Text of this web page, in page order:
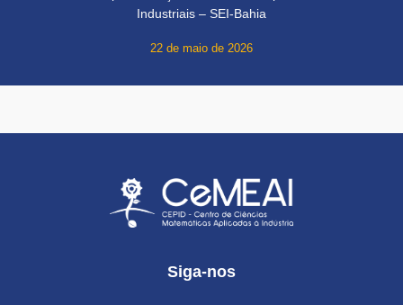
Industriais – SEI-Bahia
22 de maio de 2026
Siga-nos